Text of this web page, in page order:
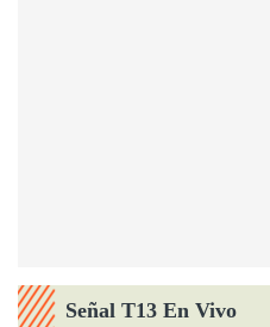
Señal T13 En Vivo